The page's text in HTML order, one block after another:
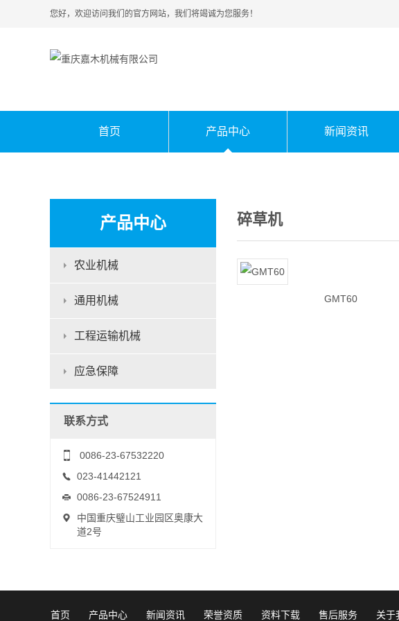
您好，欢迎访问我们的官方网站，我们将竭诚为您服务！
首页 产品中心 新闻资讯
产品中心
农业机械
通用机械
工程运输机械
应急保障
联系方式
0086-23-67532220
023-41442121
0086-23-67524911
中国重庆璧山工业园区奥康大
道2号
碎草机
GMT60
首页 产品中心 新闻资讯 荣誉资质 资料下载 售后服务 关于